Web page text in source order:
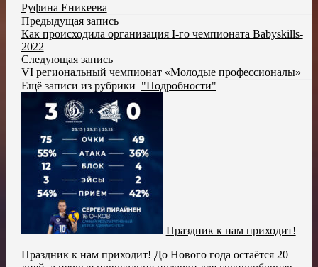
Руфина Еникеева
Предыдущая запись
Как происходила организация I-го чемпионата Babyskills-
2022
Следующая запись
VI региональный чемпионат «Молодые профессионалы»
Ещё записи из рубрики "Подробности"
Праздник к нам приходит!
Праздник к нам приходит! До Нового года остаётся 20